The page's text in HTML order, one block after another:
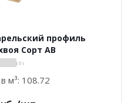
профиль
Сорт АВ
( 0 )
м³: 108.72